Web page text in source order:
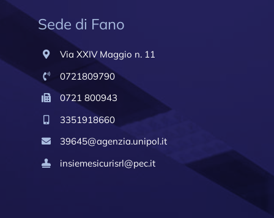
Sede di Fano
Via XXIV Maggio n. 11
0721809790
0721 800943
3351918660
39645@agenzia.unipol.it
insiemesicurisrl@pec.it